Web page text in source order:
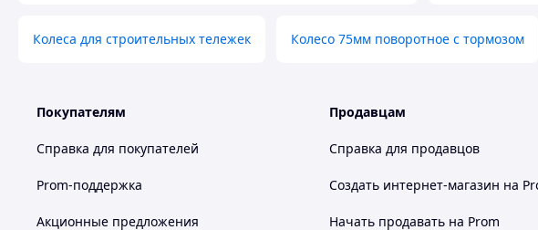
Колеса для строительных тележек Колесо 75мм поворотное с тормозом
Покупателям
Справка для покупателей
Prom-поддержка
Акционные предложения
Продавцам
Справка для продавцов
Создать интернет-магазин на
Начать продавать на Prom